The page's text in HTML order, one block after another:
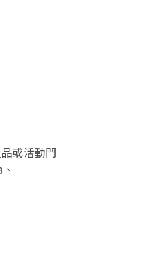
或活動門